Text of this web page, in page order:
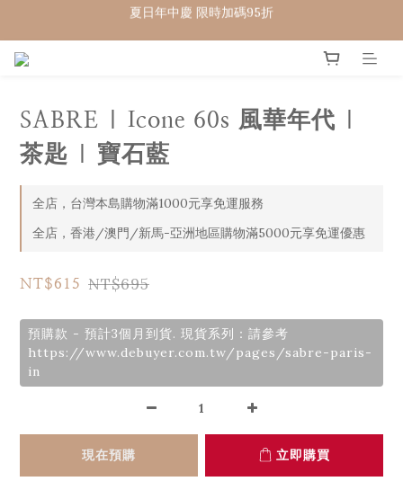
WELCOME 🇨🇵  法國畢耶餐廚
SABRE | Icone 60s 風華年代 |
茶匙 | 寶石藍
全店，台灣本島購物滿1000元享免運服務
全店，香港/澳門/新馬-亞洲地區購物滿5000元享免運優惠
NT$615 NT$695
預購款 - 預計3個月到貨. 現貨系列：請參考
https://www.debuyer.com.tw/pages/sabre-paris-
in
現在預購 立即購買